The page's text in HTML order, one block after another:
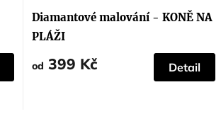
Diamantové malování - KONĚ NA
PLÁŽI
produktu
je
5,0
z
hvězdiček.
od 399 Kč Detail